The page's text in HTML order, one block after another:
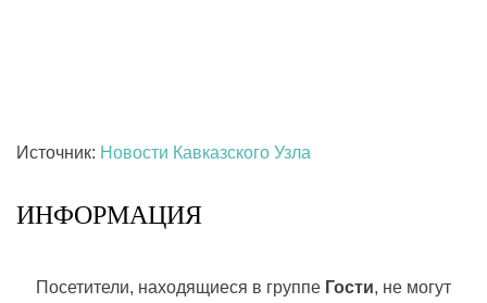
Источник: Новости Кавказского Узла
ИНФОРМАЦИЯ
Посетители, находящиеся в группе Гости, не могут